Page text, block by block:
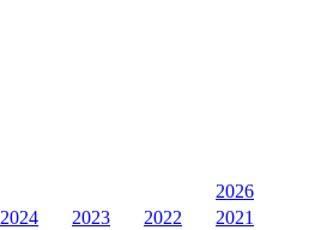
2026
2024 2023 2022
2021